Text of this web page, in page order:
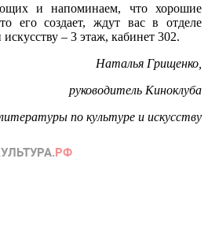
и напоминаем, что хорошие
его создает, ждут вас в отделе
– 3 этаж, кабинет 302.
Наталья Грищенко,
руководитель Киноклуба
по культуре и искусству